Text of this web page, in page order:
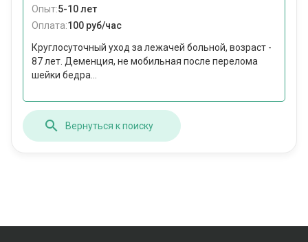
Опыт:5-10 лет
Оплата:100 руб/час
Круглосуточный уход за лежачей больной, возраст -
87 лет. Деменция, не мобильная после перелома
шейки бедра...
Вернуться к поиску